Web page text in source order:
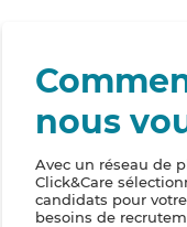
nous
Avec un réseau de
Click&Care
candidats pour
besoins de